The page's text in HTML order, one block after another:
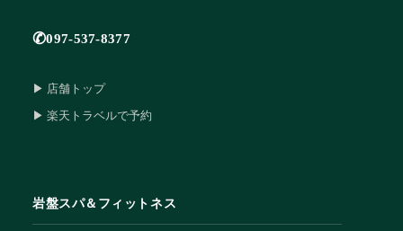
✆097-537-8377
▶ 店舗トップ
▶ 楽天トラベルで予約
岩盤スパ＆フィットネス